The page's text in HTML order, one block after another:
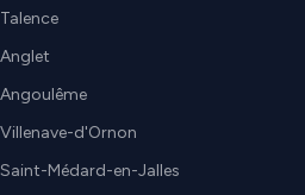
Talence
Anglet
Angoulême
Villenave-d'Ornon
Saint-Médard-en-Jalles